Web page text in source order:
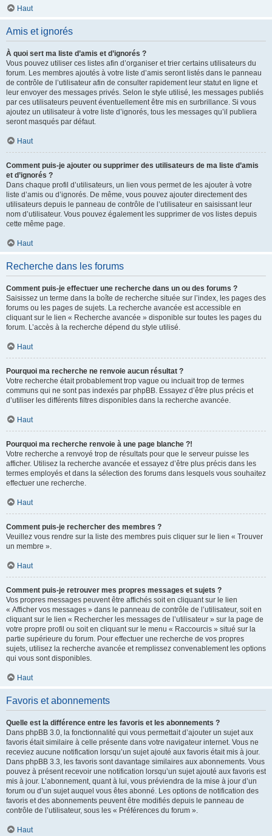
Haut
Amis et ignorés
À quoi sert ma liste d’amis et d’ignorés ?
Vous pouvez utiliser ces listes afin d’organiser et trier certains utilisateurs du
forum. Les membres ajoutés à votre liste d’amis seront listés dans le panneau
de contrôle de l’utilisateur afin de consulter rapidement leur statut en ligne et
leur envoyer des messages privés. Selon le style utilisé, les messages publiés
par ces utilisateurs peuvent éventuellement être mis en surbrillance. Si vous
ajoutez un utilisateur à votre liste d’ignorés, tous les messages qu’il publiera
seront masqués par défaut.
Haut
Comment puis-je ajouter ou supprimer des utilisateurs de ma liste d’amis
et d’ignorés ?
Dans chaque profil d’utilisateurs, un lien vous permet de les ajouter à votre
liste d’amis ou d’ignorés. De même, vous pouvez ajouter directement des
utilisateurs depuis le panneau de contrôle de l’utilisateur en saisissant leur
nom d’utilisateur. Vous pouvez également les supprimer de vos listes depuis
cette même page.
Haut
Recherche dans les forums
Comment puis-je effectuer une recherche dans un ou des forums ?
Saisissez un terme dans la boîte de recherche située sur l’index, les pages des
forums ou les pages de sujets. La recherche avancée est accessible en
cliquant sur le lien « Recherche avancée » disponible sur toutes les pages du
forum. L’accès à la recherche dépend du style utilisé.
Haut
Pourquoi ma recherche ne renvoie aucun résultat ?
Votre recherche était probablement trop vague ou incluait trop de termes
communs qui ne sont pas indexés par phpBB. Essayez d’être plus précis et
d’utiliser les différents filtres disponibles dans la recherche avancée.
Haut
Pourquoi ma recherche renvoie à une page blanche ?!
Votre recherche a renvoyé trop de résultats pour que le serveur puisse les
afficher. Utilisez la recherche avancée et essayez d’être plus précis dans les
termes employés et dans la sélection des forums dans lesquels vous souhaitez
effectuer une recherche.
Haut
Comment puis-je rechercher des membres ?
Veuillez vous rendre sur la liste des membres puis cliquer sur le lien « Trouver
un membre ».
Haut
Comment puis-je retrouver mes propres messages et sujets ?
Vos propres messages peuvent être affichés soit en cliquant sur le lien
« Afficher vos messages » dans le panneau de contrôle de l’utilisateur, soit en
cliquant sur le lien « Rechercher les messages de l’utilisateur » sur la page de
votre propre profil ou soit en cliquant sur le menu « Raccourcis » situé sur la
partie supérieure du forum. Pour effectuer une recherche de vos propres
sujets, utilisez la recherche avancée et remplissez convenablement les options
qui vous sont disponibles.
Haut
Favoris et abonnements
Quelle est la différence entre les favoris et les abonnements ?
Dans phpBB 3.0, la fonctionnalité qui vous permettait d’ajouter un sujet aux
favoris était similaire à celle présente dans votre navigateur internet. Vous ne
receviez aucune notification lorsqu’un sujet ajouté aux favoris était mis à jour.
Dans phpBB 3.3, les favoris sont davantage similaires aux abonnements. Vous
pouvez à présent recevoir une notification lorsqu’un sujet ajouté aux favoris est
mis à jour. L’abonnement, quant à lui, vous préviendra de la mise à jour d’un
forum ou d’un sujet auquel vous êtes abonné. Les options de notification des
favoris et des abonnements peuvent être modifiés depuis le panneau de
contrôle de l’utilisateur, sous les « Préférences du forum ».
Haut